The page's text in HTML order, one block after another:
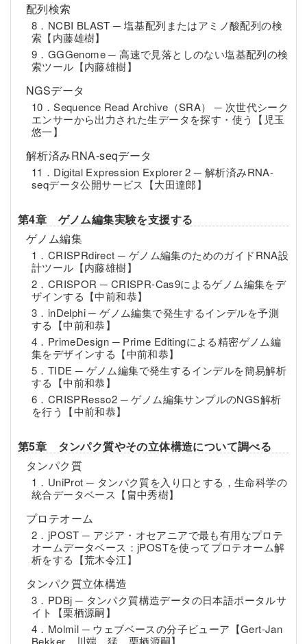
配列検索
8．NCBI BLAST ─ 塩基配列またはアミノ酸配列の検
索【内藤雄樹】
9．GGGenome ─ 高速で見落としのない塩基配列の検
索ツール【内藤雄樹】
NGSデータ
10．Sequence Read Archive（SRA） ─ 次世代シーク
エンサーから出力された生データを探す・使う【児玉
悠一】
解析済みRNA-seqデータ
11．Digital Expression Explorer 2 ─ 解析済みRNA-
seqデータ公開サービス【大田達郎】
第4章 ゲノム編集実験を支援する
ゲノム編集
1．CRISPRdirect ─ ゲノム編集のためのガイドRNA設
計ツール【内藤雄樹】
2．CRISPOR ─ CRISPR-Cas9によるゲノム編集をデ
ザインする【中前和恭】
3．inDelphi ─ ゲノム編集で発生するインデルを予測
する【中前和恭】
4．PrimeDesign ─ Prime Editingによる精密ゲノム編
集をデザインする【中前和恭】
5．TIDE ─ ゲノム編集で発生するインデルを簡易解析
する【中前和恭】
6．CRISPResso2 ─ ゲノム編集サンプルのNGS解析
を行う【中前和恭】
第5章 タンパク質やその立体構造について調べる
タンパク質
1．UniProt ─ タンパク質を入り口とする，生命科学の
統合データベース【畠中秀樹】
プロテオーム
2．jPOST ─ アジア・オセアニアで最も有用なプロテ
オームデータベース：jPOSTを使ってプロテオーム解
析をする【荒木令江】
タンパク質立体構造
3．PDBj ─ タンパク質構造データの日本語ポータルサ
イト【栗栖源嗣】
4．Molmil ─ ウェブベースの分子ビューア【Gert-Jan
Bekker，川端 猛，栗栖源嗣】